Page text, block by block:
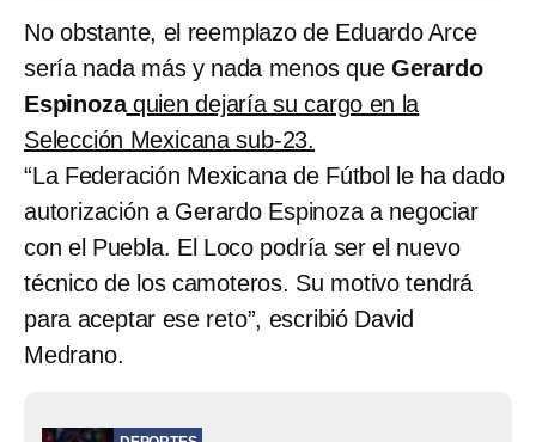
No obstante, el reemplazo de Eduardo Arce
sería nada más y nada menos que Gerardo
Espinozaquien dejaría su cargo en la
Selección Mexicana sub-23.
“La Federación Mexicana de Fútbol le ha dado
autorización a Gerardo Espinoza a negociar
con el Puebla. El Loco podría ser el nuevo
técnico de los camoteros. Su motivo tendrá
para aceptar ese reto”, escribió David
Medrano.